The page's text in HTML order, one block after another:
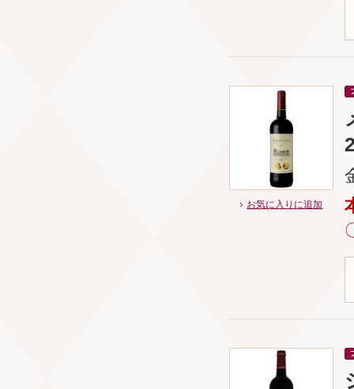
お気に入りに追加